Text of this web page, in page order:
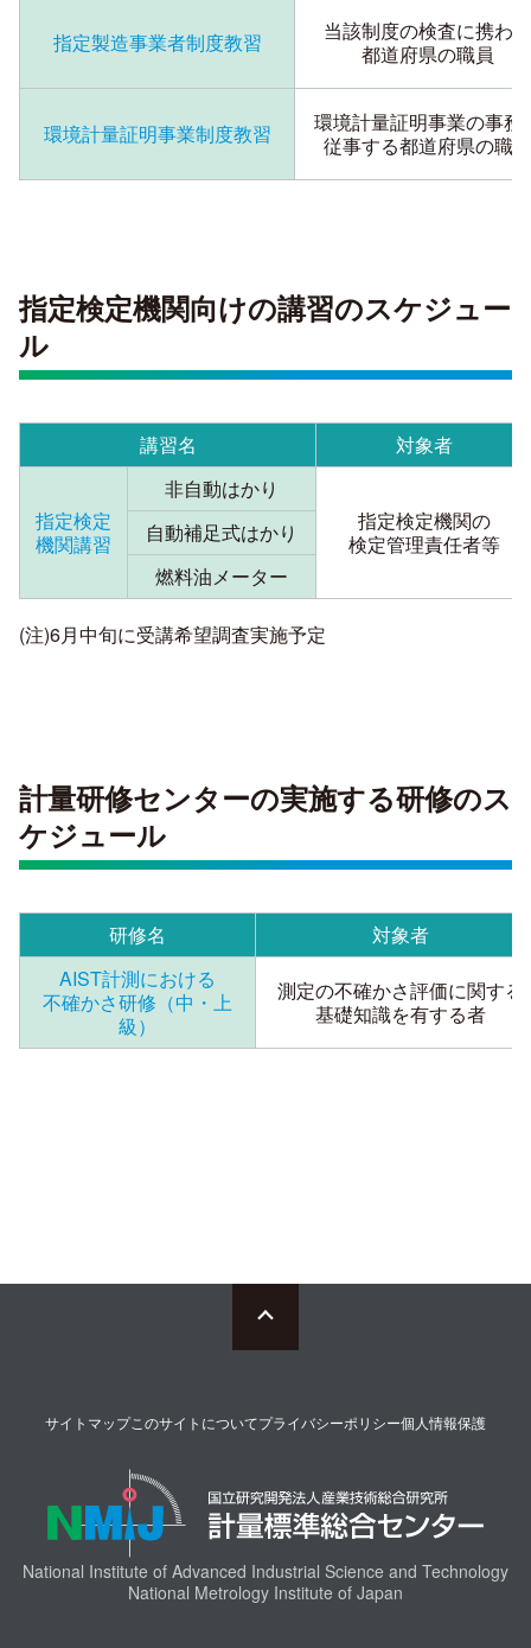
指定製造事業者制度教習
当該制度の検査に携わる
都道府県の職員
環境計量証明事業制度教習
環境計量証明事業の事務
従事する都道府県の職員
指定検定機関向けの講習のスケジュー
ル
講習名 対象者
指定検定
機関講習
非自動はかり
指定検定機関の
検定管理責任者等
自動補足式はかり
燃料油メーター
(注)6月中旬に受講希望調査実施予定
計量研修センターの実施する研修のス
ケジュール
研修名
対象者
AIST計測における
不確かさ研修（中・上
級）
測定の不確かさ評価に関する
基礎知識を有する者
サイトマップこのサイトについてプライバシーポリシー個人情報保護
National Institute of Advanced Industrial Science and Technology
National Metrology Institute of Japan